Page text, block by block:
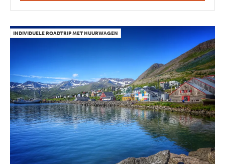
INDIVIDUELE ROADTRIP MET HUURWAGEN